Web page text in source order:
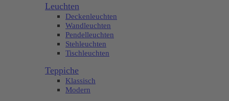
Leuchten
Deckenleuchten
Wandleuchten
Pendelleuchten
Stehleuchten
Tischleuchten
Teppiche
Klassisch
Modern